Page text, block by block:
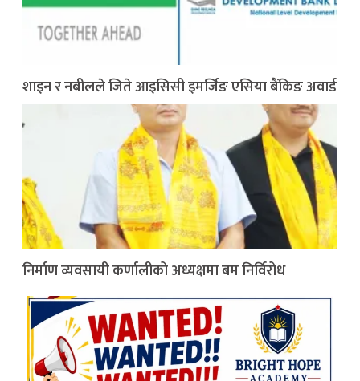
शाइन र नबीलले जिते आइसिसी इमर्जिङ एसिया बैंकिङ अवार्ड
निर्माण व्यवसायी कर्णालीको अध्यक्षमा बम निर्विरोध